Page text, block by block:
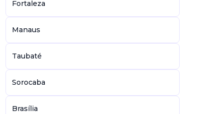
Fortaleza
Manaus
Taubaté
Sorocaba
Brasília